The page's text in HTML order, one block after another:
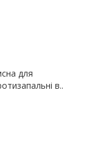
для
в..